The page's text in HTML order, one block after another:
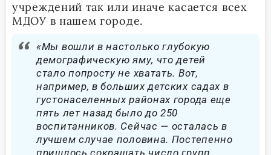
учреждений так или иначе касается всех
МДОУ в нашем городе.
«Мы вошли в настолько глубокую
демографическую яму, что детей
стало попросту не хватать. Вот,
например, в больших детских садах в
густонаселенных районах города еще
пять лет назад было до 250
воспитанников. Сейчас — осталась в
лучшем случае половина. Постепенно
пришлось сокращать число групп.